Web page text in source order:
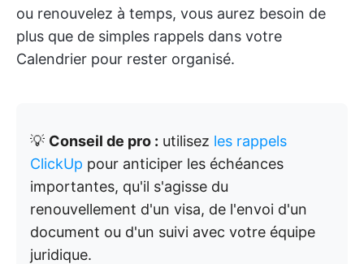
ou renouvelez à temps, vous aurez besoin de
plus que de simples rappels dans votre
Calendrier pour rester organisé.
💡 Conseil de pro : utilisez les rappels
ClickUp pour anticiper les échéances
importantes, qu'il s'agisse du
renouvellement d'un visa, de l'envoi d'un
document ou d'un suivi avec votre équipe
juridique.